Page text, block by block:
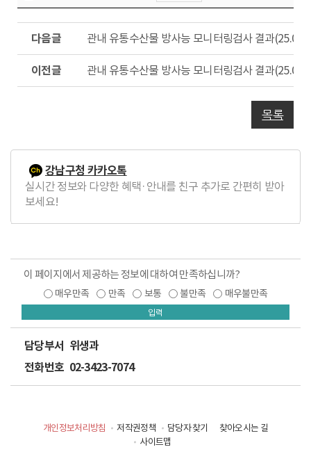
글
관내 유통수산물 방사능 모니터링검사 결과
글
관내 유통수산물 방사능 모니터링검사 결과
목록
강남구청 카카오톡
실시간 정보와 다양한 혜택·안내를 친구 추가로 간편히 받아
보세요!
이 페이지에서 제공하는 정보에 대하여 만족하십니까?
매우만족 만족 보통 불만족 매우불만족
입력
담당부서 위생과
전화번호 02-3423-7074
개인정보처리방침 저작권정책 담당자 찾기
찾아오시는 길
사이트맵